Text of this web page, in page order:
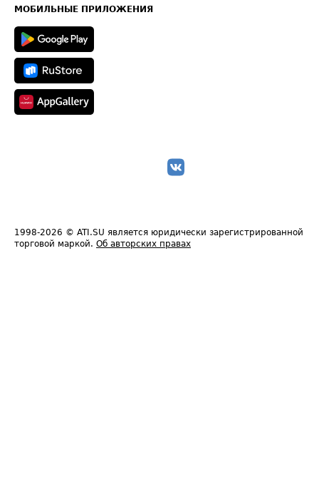
Техническая информация
МОБИЛЬНЫЕ ПРИЛОЖЕНИЯ
1998-2026 © ATI.SU является юридически зарегистрированной
торговой маркой. Об авторских правах